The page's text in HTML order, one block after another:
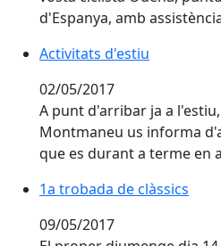
d'Espanya, amb
Activitats d'estiu
02/05/2017
A punt d'arribar ja a
Montmaneu us informa
que es durant a terme en
1a trobada de clàssics
1a trobada de clàssics
09/05/2017